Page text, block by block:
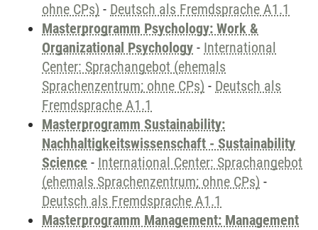
ohne CPs) - Deutsch als Fremdsprache A1.1
Masterprogramm Psychology: Work &
Organizational Psychology - International
Center: Sprachangebot (ehemals
Sprachenzentrum; ohne CPs) - Deutsch als
Fremdsprache A1.1
Masterprogramm Sustainability:
Nachhaltigkeitswissenschaft - Sustainability
Science - International Center: Sprachangebot
(ehemals Sprachenzentrum; ohne CPs) -
Deutsch als Fremdsprache A1.1
Masterprogramm Management: Management